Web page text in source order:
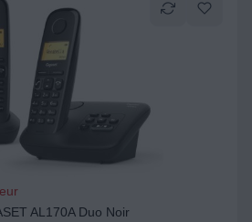
AL170A Duo Noir